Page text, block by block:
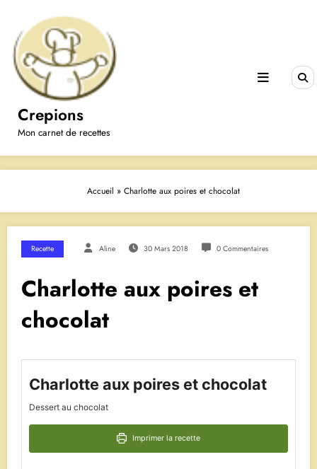
contenu
Crepions
Mon carnet de recettes
Accueil » Charlotte aux poires et chocolat
Recette Aline 30 Mars 2018 0 Commentaires
Charlotte aux poires et
chocolat
Charlotte aux poires et chocolat
Dessert au chocolat
Imprimer la recette